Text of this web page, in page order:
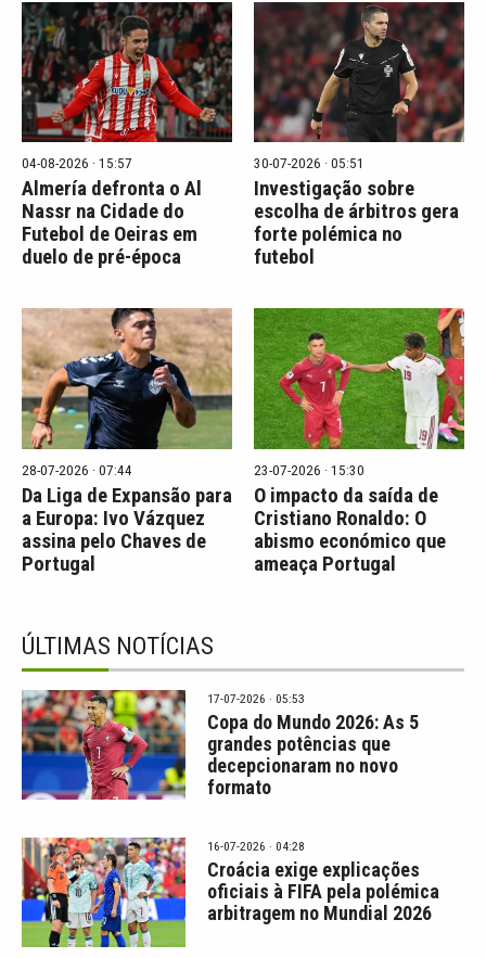
04-08-2026 · 15:57
Almería defronta o Al
Nassr na Cidade do
Futebol de Oeiras em
duelo de pré-época
30-07-2026 · 05:51
Investigação sobre
escolha de árbitros gera
forte polémica no
futebol
28-07-2026 · 07:44
Da Liga de Expansão para
a Europa: Ivo Vázquez
assina pelo Chaves de
Portugal
23-07-2026 · 15:30
O impacto da saída de
Cristiano Ronaldo: O
abismo económico que
ameaça Portugal
ÚLTIMAS NOTÍCIAS
17-07-2026 · 05:53
Copa do Mundo 2026: As 5
grandes potências que
decepcionaram no novo
formato
16-07-2026 · 04:28
Croácia exige explicações
oficiais à FIFA pela polémica
arbitragem no Mundial 2026